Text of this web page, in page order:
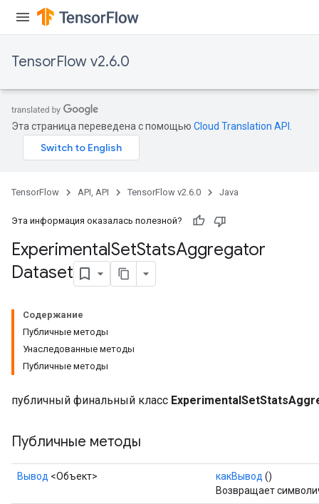
TensorFlow v2.6.0
Эта страница переведена с помощью Cloud Translation API
TensorFlow API, API TensorFlow v2.6.0 Java
Эта информация оказалась полезной?
ExperimentalSetStatsAggregator
Dataset
Содержание
Публичные методы
Унаследованные методы
Публичные методы
публичный финальный класс
Публичные методы
Вывод <Объект> какВывод ()
Возвращает